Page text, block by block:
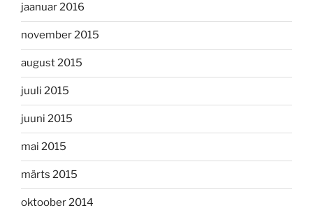
jaanuar 2016
november 2015
august 2015
juuli 2015
juuni 2015
mai 2015
märts 2015
oktoober 2014